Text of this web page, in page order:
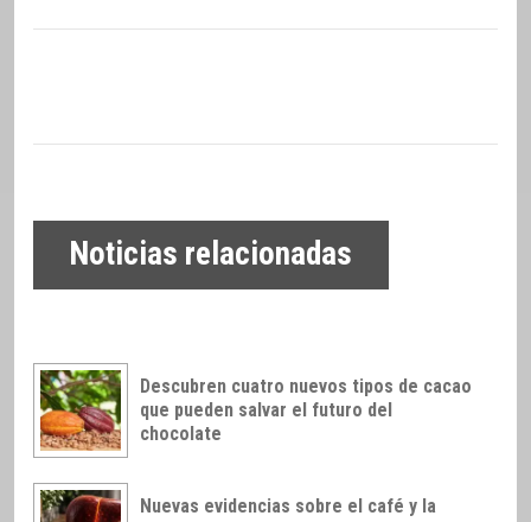
Noticias relacionadas
Descubren cuatro nuevos tipos de cacao
que pueden salvar el futuro del
chocolate
Nuevas evidencias sobre el café y la